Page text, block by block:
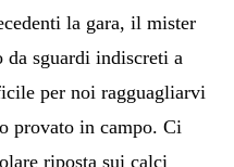
la gara, il mister
sguardi indiscreti a
per noi ragguagliarvi
provato in campo. Ci
riposta sui calci